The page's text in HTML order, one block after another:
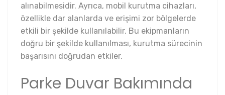
alınabilmesidir. Ayrıca, mobil kurutma cihazları,
özellikle dar alanlarda ve erişimi zor bölgelerde
etkili bir şekilde kullanılabilir. Bu ekipmanların
doğru bir şekilde kullanılması, kurutma sürecinin
başarısını doğrudan etkiler.
Parke Duvar Bakımında